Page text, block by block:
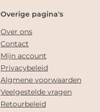
Overige pagina's
Over ons
Contact
Mijn account
Privacybeleid
Algmene voorwaarden
Veelgestelde vragen
Retourbeleid